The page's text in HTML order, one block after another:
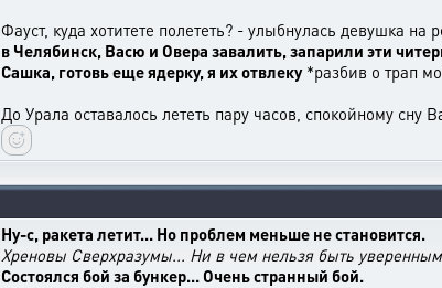
Фауст, куда хотитете полететь? - улыбнулась девушка на
в Челябинск, Васю и Овера завалить, запарили эти
Сашка, готовь еще ядерку, я их отвлеку*разбив о трап
До Урала оставалось лететь пару часов, спокойному сну
Ну-с, ракета летит... Но проблем меньше не становится.
Хреновы Сверхразумы... Ни в чем нельзя быть
Состоялся бой за бункер... Очень странный бой.